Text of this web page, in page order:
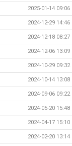
2025-01-14 09:06
2024-12-29 14:46
2024-12-18 08:27
2024-12-06 13:09
2024-10-29 09:32
2024-10-14 13:08
2024-09-06 09:22
2024-05-20 15:48
2024-04-17 15:10
2024-02-20 13:14